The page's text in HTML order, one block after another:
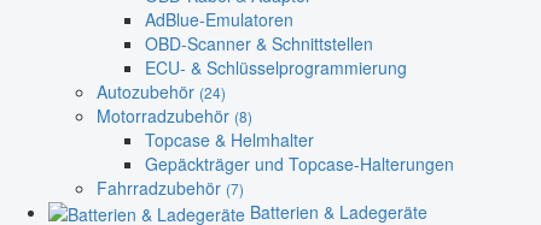
AdBlue-Emulatoren
OBD-Scanner & Schnittstellen
ECU- & Schlüsselprogrammierung
Autozubehör (24)
Motorradzubehör (8)
Topcase & Helmhalter
Gepäckträger und Topcase-Halterungen
Fahrradzubehör (7)
Batterien & Ladegeräte